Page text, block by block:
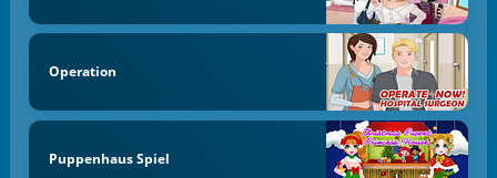
Operation
Puppenhaus Spiel